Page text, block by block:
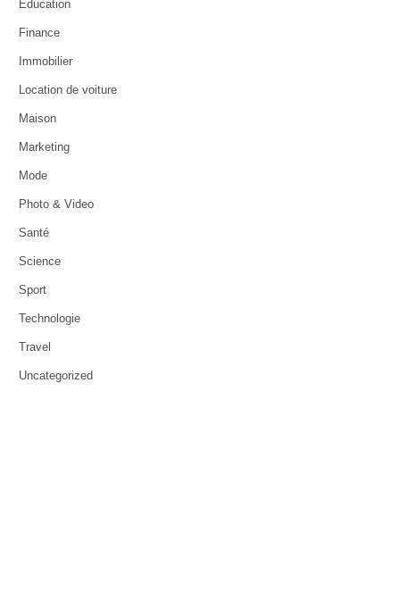
Education
Finance
Immobilier
Location de voiture
Maison
Marketing
Mode
Photo & Video
Santé
Science
Sport
Technologie
Travel
Uncategorized